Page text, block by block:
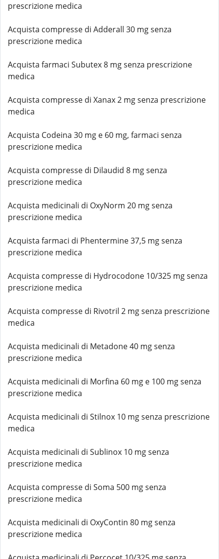
prescrizione medica
Acquista compresse di Adderall 30 mg senza
prescrizione medica
Acquista farmaci Subutex 8 mg senza prescrizione
medica
Acquista compresse di Xanax 2 mg senza prescrizione
medica
Acquista Codeina 30 mg e 60 mg, farmaci senza
prescrizione medica
Acquista compresse di Dilaudid 8 mg senza
prescrizione medica
Acquista medicinali di OxyNorm 20 mg senza
prescrizione medica
Acquista farmaci di Phentermine 37,5 mg senza
prescrizione medica
Acquista compresse di Hydrocodone 10/325 mg senza
prescrizione medica
Acquista compresse di Rivotril 2 mg senza prescrizione
medica
Acquista medicinali di Metadone 40 mg senza
prescrizione medica
Acquista medicinali di Morfina 60 mg e 100 mg senza
prescrizione medica
Acquista medicinali di Stilnox 10 mg senza prescrizione
medica
Acquista medicinali di Sublinox 10 mg senza
prescrizione medica
Acquista compresse di Soma 500 mg senza
prescrizione medica
Acquista medicinali di OxyContin 80 mg senza
prescrizione medica